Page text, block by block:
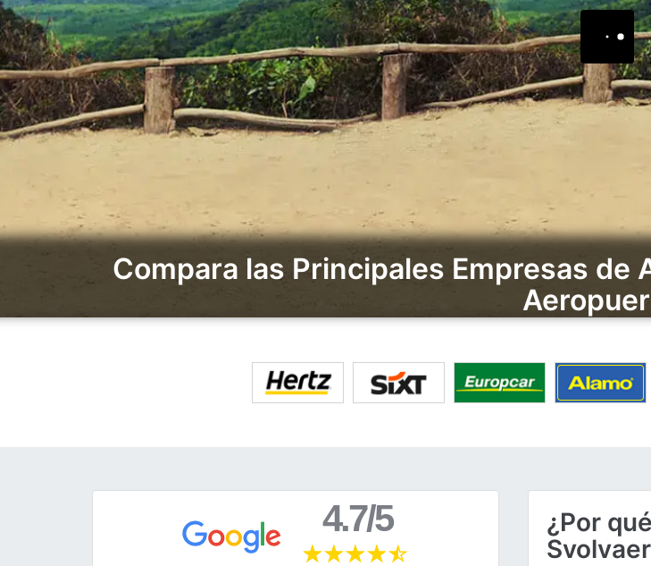
Compara las Principales Empresas de
4.7/5
¿Por